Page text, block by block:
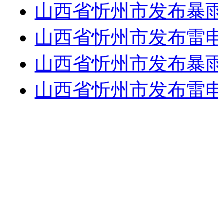
山西省忻州市发布暴
山西省忻州市发布雷
山西省忻州市发布暴
山西省忻州市发布雷